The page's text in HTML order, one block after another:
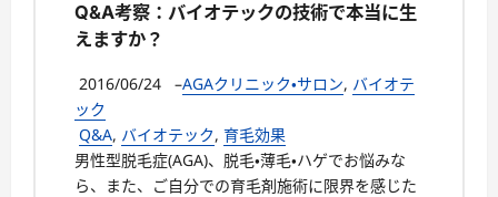
Q&A考察：バイオテックの技術で本当に生
えますか？
2016/06/24 –AGAクリニック・サロン, バイオテ
ック
Q&A, バイオテック, 育毛効果
男性型脱毛症(AGA)、脱毛・薄毛・ハゲでお悩みな
ら、また、ご自分での育毛剤施術に限界を感じた